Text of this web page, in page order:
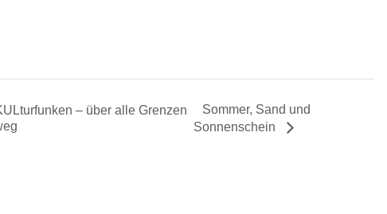
– über alle Grenzen
Sommer, Sand und
Sonnenschein